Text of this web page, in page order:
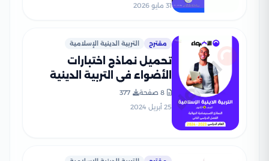
31 مايو 2026
مقترح التربية الدينية الإسلامية
تحميل نماذج اختبارات
الأضواء في التربية الدينية
الاسلامية للصف الثالث
الثانوي مع إجاباتها النموذجية
8 صفحة
377
25 أبريل 2024